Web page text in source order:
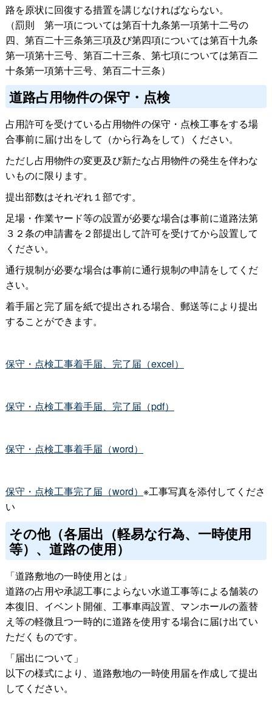
路を原状に回復する措置を講じなければならない。
（罰則 第一項については第百十九条第一項第十二号の
四、第百二十三条第三項及び第四項については第百十九条
第一項第十三号、第百二十三条、第七項については第百二
十条第一項第十三号、第百二十三条）
道路占用物件の保守・点検
占用許可を受けている占用物件の保守・点検工事をする場
合事前に届け出をして（から行為をして）ください。
ただし占用物件の変更及び新たな占用物件の発生を伴わな
いものに限ります。
提出部数はそれぞれ１部です。
足場・作業ヤード等の設置が必要な場合は事前に道路法第
３２条の申請書を２部提出して許可を受けてから設置して
ください。
通行規制が必要な場合は事前に通行規制の申請をしてくだ
さい。
着手届と完了届を紙で提出される場合、郵送等により提出
することができます。
保守・点検工事着手届、完了届（excel）
保守・点検工事着手届、完了届（pdf）
保守・点検工事着手届（word）
保守・点検工事完了届（word） ※工事写真を添付してくださ
い
その他（各届出（軽易な行為、一時使用
等）、道路の使用）
「道路敷地の一時使用とは」
道路の占用や承認工事によらない水道工事等による舗装の
本復旧、イベント開催、工事車両設置、マンホールの蓋替
え等の軽微且つ一時的に道路を使用する場合に届け出てい
ただくものです。
「届出について」
以下の様式により、道路敷地の一時使用届を作成して提出
してください。